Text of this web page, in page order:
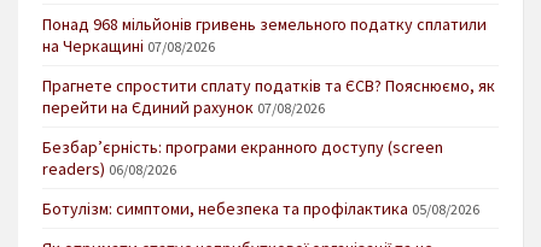
Понад 968 мільйонів гривень земельного податку сплатили
на Черкащині 07/08/2026
Прагнете спростити сплату податків та ЄСВ? Пояснюємо, як
перейти на Єдиний рахунок 07/08/2026
Безбар’єрність: програми екранного доступу (screen
readers) 06/08/2026
Ботулізм: симптоми, небезпека та профілактика 05/08/2026